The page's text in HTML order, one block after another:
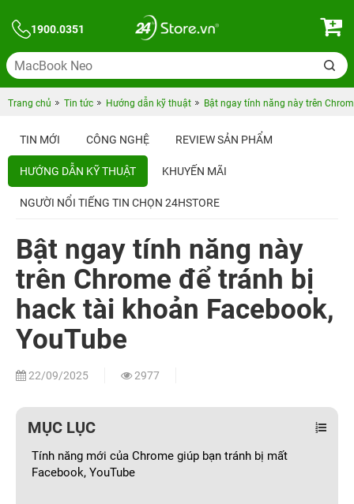
1900.0351
Trang chủ Tin tức Hướng dẫn kỹ thuật Bật ngay tính năng này trên
TIN MỚI CÔNG NGHỆ REVIEW SẢN PHẨM
HƯỚNG DẪN KỸ THUẬT KHUYẾN MÃI
NGƯỜI NỔI TIẾNG TIN CHỌN 24HSTORE
Bật ngay tính năng này
trên Chrome để tránh bị
hack tài khoản Facebook,
YouTube
22/09/2025 2977
MỤC LỤC
Tính năng mới của Chrome giúp bạn tránh bị mất
Facebook, YouTube